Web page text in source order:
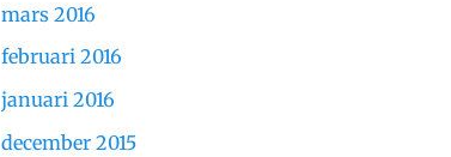
mars 2016
februari 2016
januari 2016
december 2015